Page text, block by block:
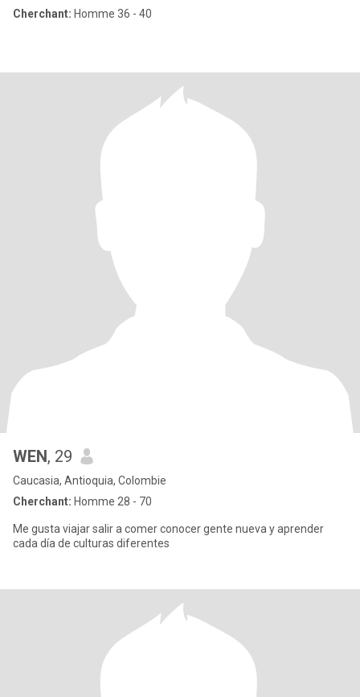
Cherchant: Homme 36 - 40
WEN, 29
Caucasia, Antioquia, Colombie
Cherchant: Homme 28 - 70
Me gusta viajar salir a comer conocer gente nueva y aprender
cada día de culturas diferentes